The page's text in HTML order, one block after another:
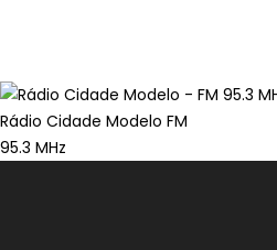
Rádio Cidade Modelo FM
95.3 MHz